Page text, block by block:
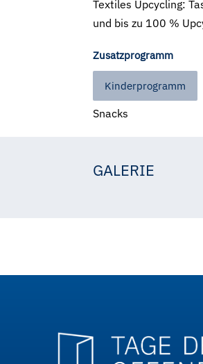
Textiles Upcycling:
und bis zu 100 %
Zusatzprogramm
Kinderprogramm
Snacks
GALERIE